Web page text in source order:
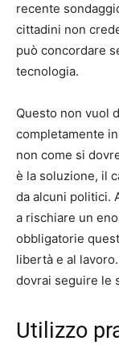
recente
cittadini non
può concordare
tecnologia.
Questo non vuol
completamente
non come si
è la soluzione, il
da alcuni politici.
a rischiare un
obbligatorie
libertà e al
dovrai seguire le
Utilizzo